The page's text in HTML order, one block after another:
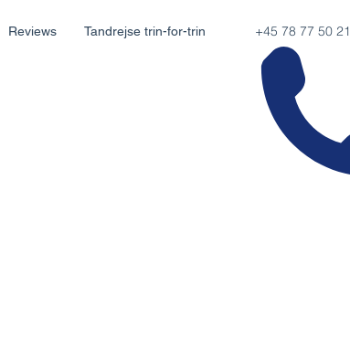
Reviews Tandrejse trin-for-trin +45 78 77 50 21